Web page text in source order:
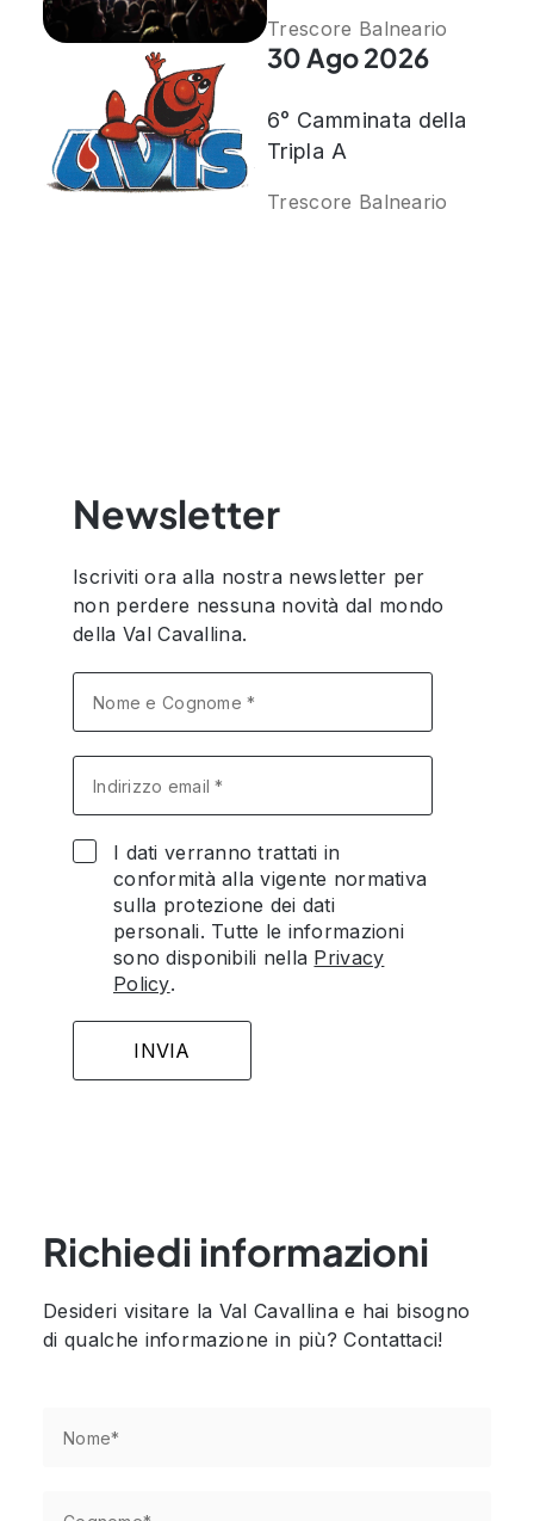
Trescore Balneario
30 Ago 2026
6° Camminata della
Tripla A
Trescore Balneario
Newsletter
Iscriviti ora alla nostra newsletter per
non perdere nessuna novità dal mondo
della Val Cavallina.
I dati verranno trattati in
conformità alla vigente normativa
sulla protezione dei dati
personali. Tutte le informazioni
sono disponibili nella Privacy
Policy.
Richiedi informazioni
Desideri visitare la Val Cavallina e hai bisogno
di qualche informazione in più? Contattaci!